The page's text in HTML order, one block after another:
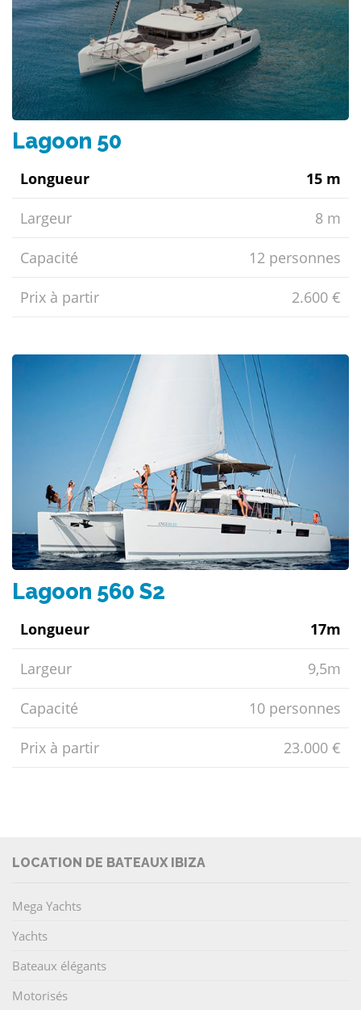
Lagoon 50
Longueur 15 m
Largeur 8 m
Capacité 12 personnes
Prix ​​à partir 2.600 €
Lagoon 560 S2
Longueur 17m
Largeur 9,5m
Capacité 10 personnes
Prix ​​à partir 23.000 €
LOCATION DE BATEAUX IBIZA
Mega Yachts
Yachts
Bateaux élégants
Motorisés